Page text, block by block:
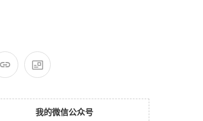
我的微信公众号